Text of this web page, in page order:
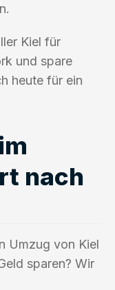
Kiel für
und spare
heute für ein
nach
Umzug von Kiel
sparen? Wir